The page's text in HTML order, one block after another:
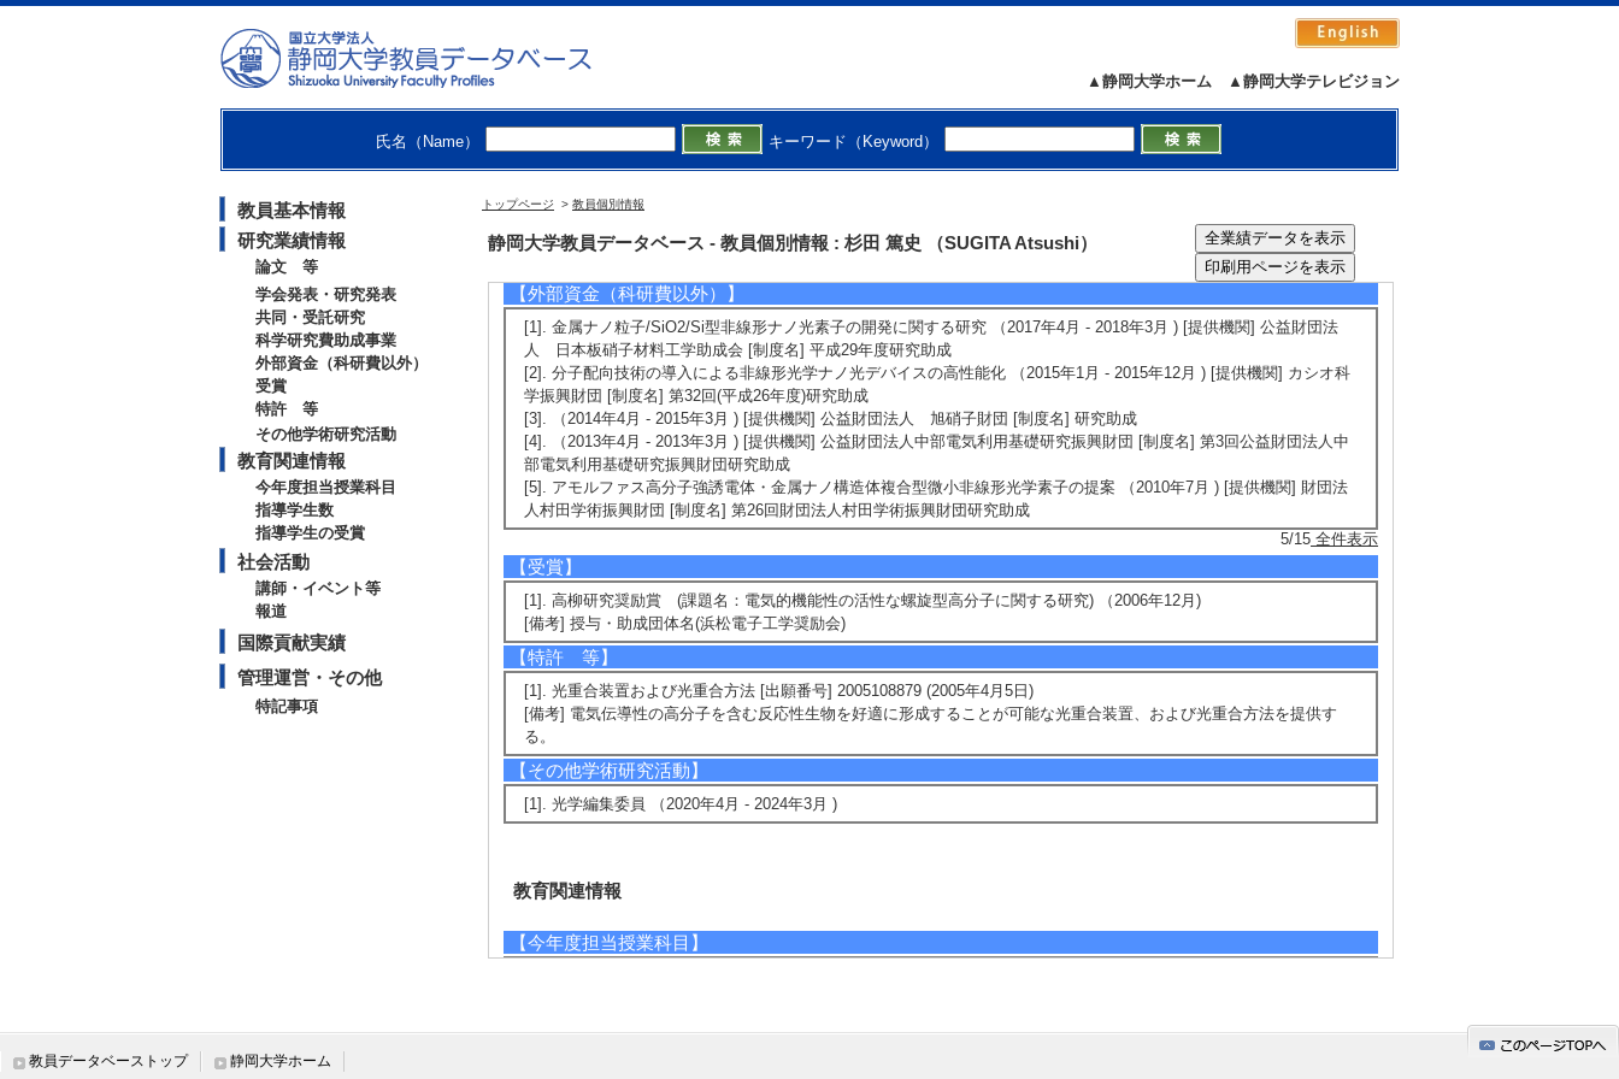
▲静岡大学テレビジョン
▲静岡大学ホーム
氏名（Name） キーワード（Keyword）
教員基本情報
研究業績情報
論文 等
学会発表・研究発表
共同・受託研究
科学研究費助成事業
外部資金（科研費以外）
受賞
特許 等
その他学術研究活動
教育関連情報
今年度担当授業科目
指導学生数
指導学生の受賞
社会活動
講師・イベント等
報道
国際貢献実績
管理運営・その他
特記事項
トップページ > 教員個別情報
静岡大学教員データベース - 教員個別情報 : 杉田 篤史 （SUGITA Atsushi）
[3]. 表面プラズモン支援型微小非線形光学素子の提案とナノフォトケミストリーへの応用 （ 2011年4月 ～ 2014年3月
[4]. ナノスケール電極界面における生分解性高分子の電場応答性と結晶成長性制御効果 （ 2006年4月 ～ 2008年3月 ）
[5]. 円偏光依存ラマン散乱分光法による電界配向したポリ乳酸における光機能性の研究 （ 2002年1月 ～ 2004年1月 ）
若手研究(B) 代表
【外部資金（科研費以外）】
[1]. 金属ナノ粒子/SiO2/Si型非線形ナノ光素子の開発に関する研究 （2017年4月 - 2018年3月 ) [提供機関] 公益財団法
人 日本板硝子材料工学助成会 [制度名] 平成29年度研究助成
[2]. 分子配向技術の導入による非線形光学ナノ光デバイスの高性能化 （2015年1月 - 2015年12月 ) [提供機関] カシオ科
学振興財団 [制度名] 第32回(平成26年度)研究助成
[3]. （2014年4月 - 2015年3月 ) [提供機関] 公益財団法人 旭硝子財団 [制度名] 研究助成
[4]. （2013年4月 - 2013年3月 ) [提供機関] 公益財団法人中部電気利用基礎研究振興財団 [制度名] 第3回公益財団法人中
部電気利用基礎研究振興財団研究助成
[5]. アモルファス高分子強誘電体・金属ナノ構造体複合型微小非線形光学素子の提案 （2010年7月 ) [提供機関] 財団法
人村田学術振興財団 [制度名] 第26回財団法人村田学術振興財団研究助成
5/15 全件表示
【受賞】
[1]. 高柳研究奨励賞 (課題名：電気的機能性の活性な螺旋型高分子に関する研究) （2006年12月)
[備考] 授与・助成団体名(浜松電子工学奨励会)
【特許 等】
[1]. 光重合装置および光重合方法 [出願番号] 2005108879 (2005年4月5日)
[備考] 電気伝導性の高分子を含む反応性生物を好適に形成することが可能な光重合装置、および光重合方法を提供す
る。
【その他学術研究活動】
[1]. 光学編集委員 （2020年4月 - 2024年3月 )
教育関連情報
【今年度担当授業科目】
教員データベーストップ 静岡大学ホーム